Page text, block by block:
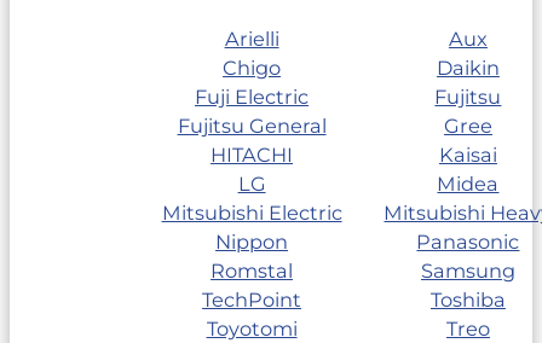
Arielli
Aux
Chigo
Daikin
Fuji Electric
Fujitsu
Fujitsu General
Gree
HITACHI
Kaisai
LG
Midea
Mitsubishi Electric
Mitsubishi
Nippon
Panasonic
Romstal
Samsung
TechPoint
Toshiba
Toyotomi
Treo